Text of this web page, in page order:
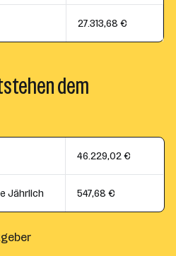
27.313,68 €
dem
46.229,02 €
Jährlich 547,68 €